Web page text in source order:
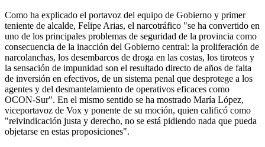
Como ha explicado el portavoz del equipo de Gobierno y primer
teniente de alcalde, Felipe Arias, el narcotráfico "se ha convertido en
uno de los principales problemas de seguridad de la provincia como
consecuencia de la inacción del Gobierno central: la proliferación de
narcolanchas, los desembarcos de droga en las costas, los tiroteos y
la sensación de impunidad son el resultado directo de años de falta
de inversión en efectivos, de un sistema penal que desprotege a los
agentes y del desmantelamiento de operativos eficaces como
OCON-Sur". En el mismo sentido se ha mostrado María López,
viceportavoz de Vox y ponente de su moción, quien calificó como
"reivindicación justa y derecho, no se está pidiendo nada que pueda
objetarse en estas proposiciones".